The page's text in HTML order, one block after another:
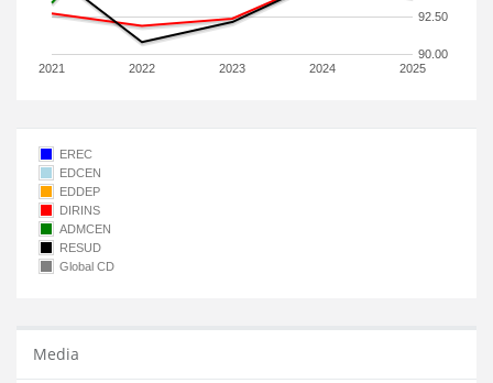
2021 2022 2023 2024 2025
90.00
92.50
EREC
EDCEN
EDDEP
DIRINS
ADMCEN
RESUD
Global CD
Media